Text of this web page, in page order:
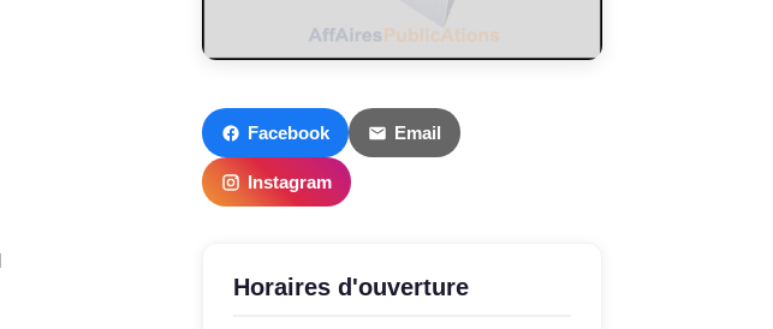
Facebook Email
Instagram
Horaires d'ouverture